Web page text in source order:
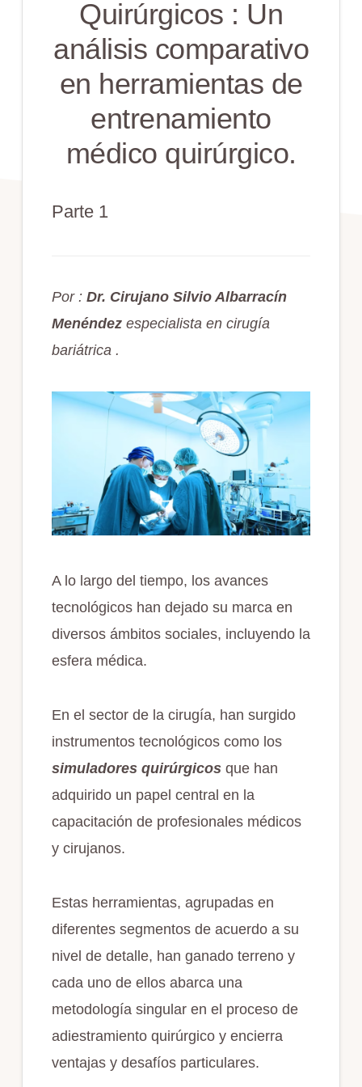
Quirúrgicos : Un
análisis comparativo
en herramientas de
entrenamiento
médico quirúrgico.
Parte 1
Por :Dr. Cirujano Silvio Albarracín
Menéndez especialista en cirugía
bariátrica .
A lo largo del tiempo, los avances
tecnológicos han dejado su marca en
diversos ámbitos sociales, incluyendo la
esfera médica.
En el sector de la cirugía, han surgido
instrumentos tecnológicos como los
simuladores quirúrgicosque han
adquirido un papel central en la
capacitación de profesionales médicos
y cirujanos.
Estas herramientas, agrupadas en
diferentes segmentos de acuerdo a su
nivel de detalle, han ganado terreno y
cada uno de ellos abarca una
metodología singular en el proceso de
adiestramiento quirúrgico y encierra
ventajas y desafíos particulares.